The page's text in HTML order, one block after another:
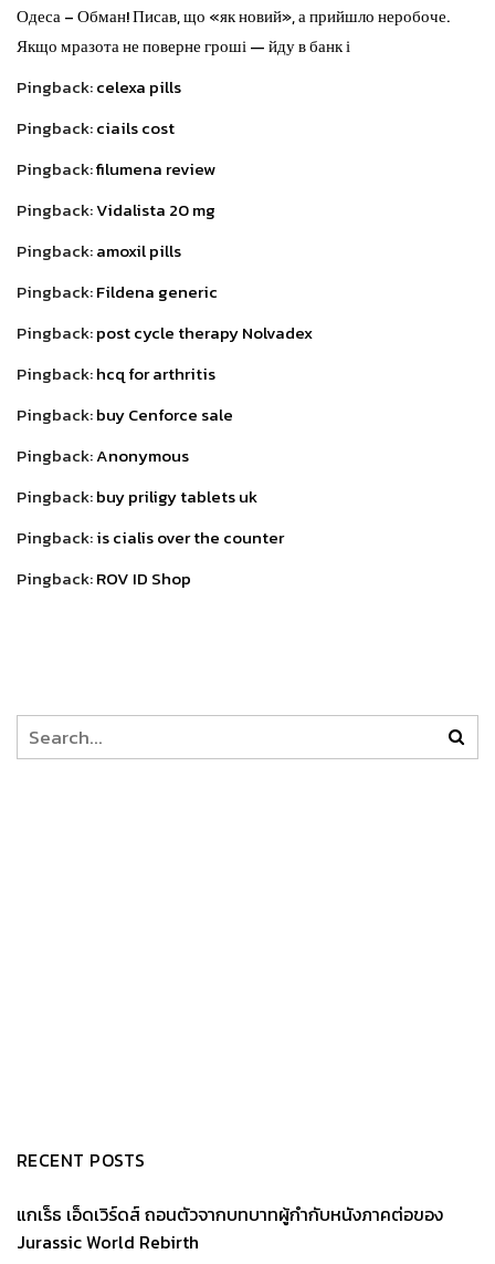
Одеса – Обман! Писав, що «як новий», а прийшло неробоче.
Якщо мразота не поверне гроші — йду в банк і
Pingback:celexa pills
Pingback:ciails cost
Pingback:filumena review
Pingback:Vidalista 20 mg
Pingback:amoxil pills
Pingback:Fildena generic
Pingback:post cycle therapy Nolvadex
Pingback:hcq for arthritis
Pingback:buy Cenforce sale
Pingback:Anonymous
Pingback:buy priligy tablets uk
Pingback:is cialis over the counter
Pingback:ROV ID Shop
RECENT POSTS
แกเร็ธ เอ็ดเวิร์ดส์ ถอนตัวจากบทบาทผู้กำกับหนังภาคต่อของ
Jurassic World Rebirth